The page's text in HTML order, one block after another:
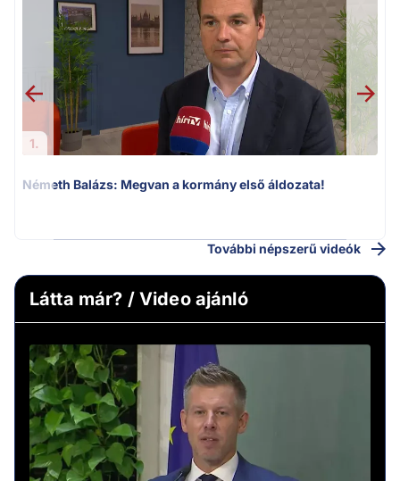
1.
Németh Balázs: Megvan a kormány első áldozata!
További népszerű videók
Látta már? / Video ajánló